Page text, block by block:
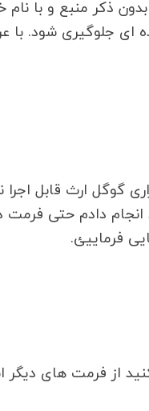
ذکر منبع و با
جلوگیری شود. با
گوگل ارث قابل
انجام دادم حتی
فرماییئ.
از فرمت های دیگر